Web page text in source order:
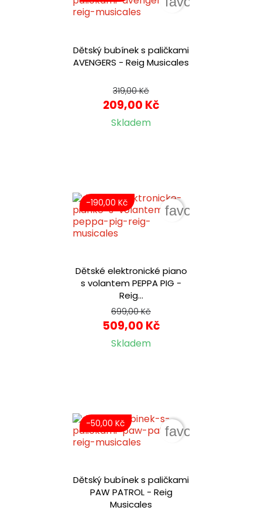
Dětský bubínek s paličkami
AVENGERS - Reig Musicales
319,00 Kč
209,00 Kč
Skladem
Dětské elektronické piano
s volantem PEPPA PIG -
Reig...
699,00 Kč
509,00 Kč
Skladem
-190,00 Kč
favorite_border
Dětský bubínek s paličkami
PAW PATROL - Reig
Musicales
-50,00 Kč
favorite_border